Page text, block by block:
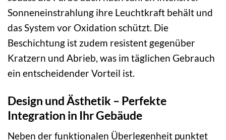
Sonneneinstrahlung ihre Leuchtkraft behält und
das System vor Oxidation schützt. Die
Beschichtung ist zudem resistent gegenüber
Kratzern und Abrieb, was im täglichen Gebrauch
ein entscheidender Vorteil ist.
Design und Ästhetik – Perfekte
Integration in Ihr Gebäude
Neben der funktionalen Überlegenheit punktet